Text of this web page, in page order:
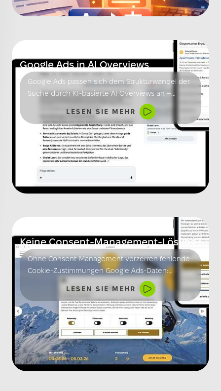
Google Ads in AI Overviews
Google Ads passen sich dem Strukturwandel der
Suche durch KI-basierte AI Overviews an –
Automatisierung, intent-zentrierte Strategie und
Wettbewerbsbasis.
LESEN SIE MEHR
Keine Consent-Management-Lösung?
Ohne Consent-Management verzerren fehlende
Cookie-Zustimmungen Google Ads-Daten:
ungenaue Conversions, falsche Attributionen
und eingeschränkte Remarketing-Chancen
erschweren effektives Kampagnenmanagement.
LESEN SIE MEHR